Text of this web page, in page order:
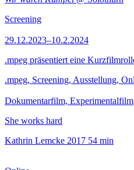
Screening
29.12.2023–10.2.2024
.mpeg präsentiert eine
.mpeg, Screening, Ausstellung,
Dokumentarfilm, Experimentalfilm
She works hard
Kathrin Lemcke 2017 54 min